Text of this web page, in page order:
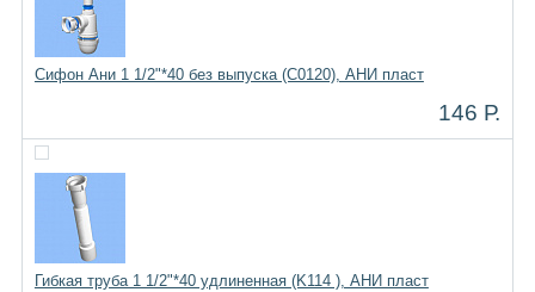
Сифон Ани 1 1/2"*40 без выпуска (C0120), АНИ пласт
146 Р.
Гибкая труба 1 1/2"*40 удлиненная (K114 ), АНИ пласт